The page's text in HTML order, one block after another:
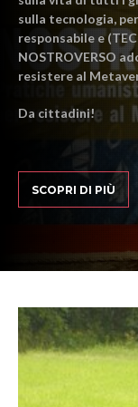
sulla tecnologia,
responsabile e
NOSTROVERSO
resistere al
Da cittadini!
SCOPRI DI PIÙ